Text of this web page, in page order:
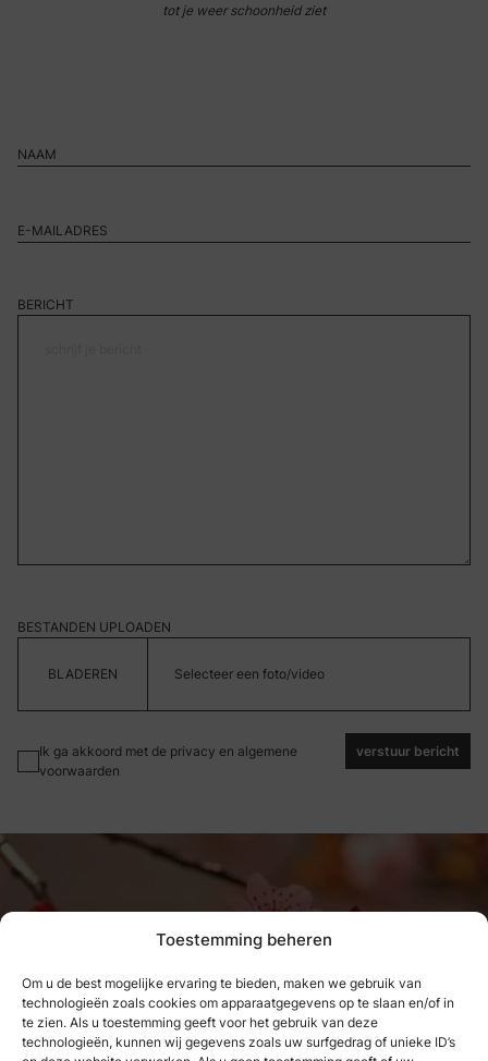
Toestemming beheren
Om u de best mogelijke ervaring te bieden, maken we gebruik van
technologieën zoals cookies om apparaatgegevens op te slaan en/of in
te zien. Als u toestemming geeft voor het gebruik van deze
technologieën, kunnen wij gegevens zoals uw surfgedrag of unieke ID’s
tot je weer schoonheid ziet
BERICHT
BESTANDEN UPLOADEN
Selecteer een foto/video
Ik ga akkoord met de privacy en algemene
voorwaarden
verstuur bericht
Wat we hebben genoten, kunnen